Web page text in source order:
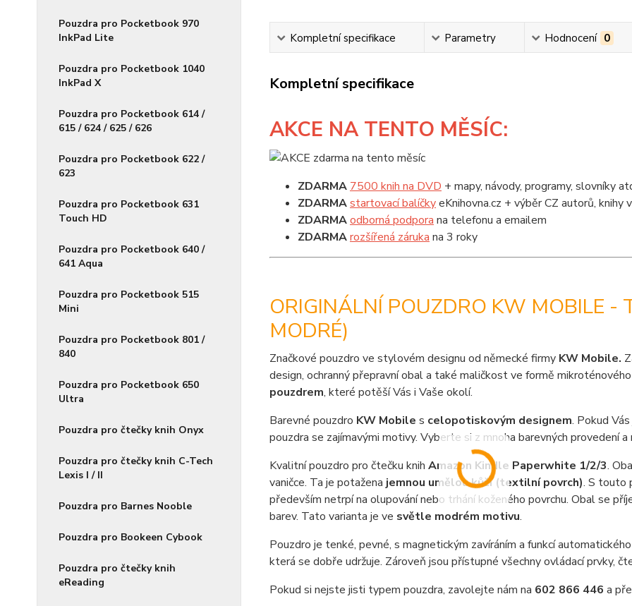
Pouzdra pro Pocketbook 970
InkPad Lite
Pouzdra pro Pocketbook 1040
InkPad X
Pouzdra pro Pocketbook 614 /
615 / 624 / 625 / 626
Pouzdra pro Pocketbook 622 /
623
Pouzdra pro Pocketbook 631
Touch HD
Pouzdra pro Pocketbook 640 /
641 Aqua
Pouzdra pro Pocketbook 515
Mini
Pouzdra pro Pocketbook 801 /
840
Pouzdra pro Pocketbook 650
Ultra
Pouzdra pro čtečky knih Onyx
Pouzdra pro čtečky knih C-Tech
Lexis I / II
Pouzdra pro Barnes Nooble
Pouzdra pro Bookeen Cybook
Pouzdra pro čtečky knih
eReading
Kompletní specifikace Parametry Hodnocení 0
Kompletní specifikace
AKCE NA TENTO MĚSÍC:
ZDARMA 7500 knih na DVD + mapy, návody, programy, slovníky
ZDARMAstartovací balíčkyeKnihovna.cz + výběr CZ autorů, knihy
ZDARMAodborná podpora na telefonu a emailem
ZDARMArozšířená záruka na 3 roky
ORIGINÁLNÍ POUZDRO KW MOBILE -
MODRÉ)
Značkové pouzdro ve stylovém designu od německé firmy KW Mobile.
design, ochranný přepravní obal a také maličkost ve formě
pouzdrem, které potěší Vás i Vaše okolí.
Barevné pouzdro KW Mobile s celopotiskovým designem. Pokud
pouzdra se zajímavými motivy. Vyberte si z mnoha barevných provedení
Kvalitní pouzdro pro čtečku knih Amazon Kindle Paperwhite 1/2/3.
vaničce. Ta je potažena jemnou umělou kůží (textilní povrch). S touto
především netrpí na olupování nebo trhání koženého povrchu. Obal se
barev. Tato varianta je ve světle modrém motivu.
Pouzdro je tenké, pevné, s magnetickým zavíráním a funkcí
která se dobře udržuje. Zároveň jsou přístupné všechny ovládací prvky,
Pokud si nejste jisti typem pouzdra, zavolejte nám na 602 866 446 a